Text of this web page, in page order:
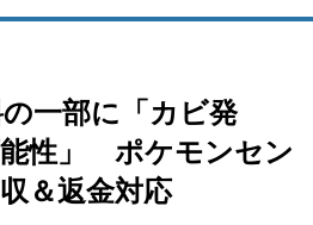
一部に「カビ発
性」 ポケモンセン
＆返金対応